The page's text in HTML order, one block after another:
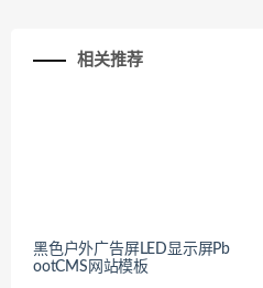
相关推荐
黑色户外广告屏LED显示屏Pb
ootCMS网站模板